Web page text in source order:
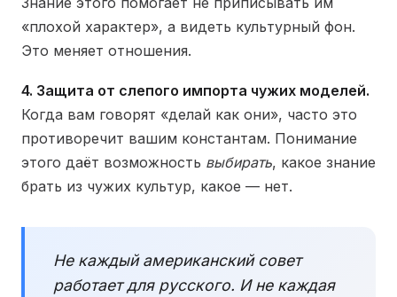
«плохой характер», а видеть культурный фон.
Это меняет отношения.
4. Защита от слепого импорта чужих моделей.
Когда вам говорят «делай как они», часто это
противоречит вашим константам. Понимание
этого даёт возможность выбирать, какое знание
брать из чужих культур, какое — нет.
Не каждый американский совет
работает для русского. И не каждая